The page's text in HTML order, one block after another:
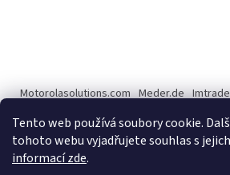
Tento web používá soubory cookie.
tohoto webu vyjadřujete souhlas s
informací zde.
Motorolasolutions.com Meder.de